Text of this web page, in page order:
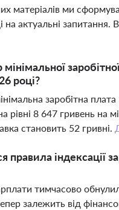
матеріалів ми
на актуальні запитання.
році?
заробітна плата
рівні 8 647 гривень на
становить 52 гривні.
правила індексації
тимчасово
залежить від